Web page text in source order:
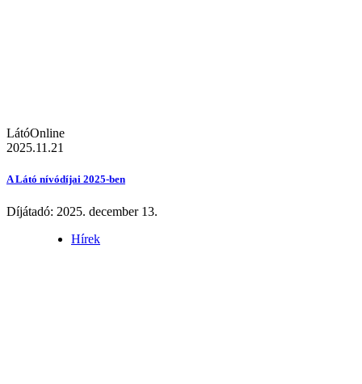
LátóOnline
2025.11.21
A Látó nívódíjai 2025-ben
Díjátadó: 2025. december 13.
Hírek